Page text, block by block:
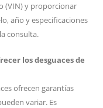
(VIN) y proporcionar
año y especificaciones
consulta.
los desguaces de
ofrecen garantías
variar. Es